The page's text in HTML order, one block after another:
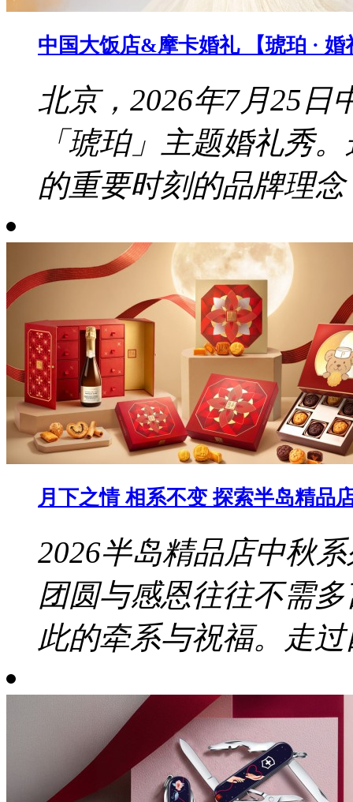
中国大饭店&摩卡婚礼 【琥珀 ·
北京，2026年7月25日
「琥珀」主题婚礼秀
的重要时刻的品牌理念
月下之情 相系不变 探索半岛精品
2026半岛精品店中秋
团圆与感恩往往不需
此的牵系与祝福。走